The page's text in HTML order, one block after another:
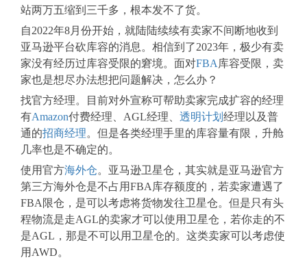
站两万五缩到三千多，根本发不了货。
自2022年8月份开始，就陆陆续续有卖家不间断地收到
亚马逊平台砍库容的消息。相信到了2023年，极少有卖
家没有经历过库容受限的窘境。面对FBA 库容受限，卖
家也是想尽办法想把问题解决，怎么办？
找官方经理。
目前对外宣称可帮助卖家完成扩容的经理
有Amazon付费经理、AGL经理、 透明计划 经理以及普
通的招商经理。但是各类经理手里的库容量有限，升舱
几率也是不确定的。
使用官方海外仓。 亚马逊卫星仓，其实就是亚马逊官方
第三方海外仓是不占用FBA库存额度的，若卖家遭遇了
FBA限仓，是可以考虑将货物发往卫星仓。但是只有头
程物流是走AGL的卖家才可以使用卫星仓，若你走的不
是AGL，那是不可以用卫星仓的。这类卖家可以考虑使
用AWD。